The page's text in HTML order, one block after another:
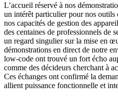
L’accueil réservé à nos
un intérêt particulier pour nos outils
nos capacités de gestion des
des centaines de professionnels de
un regard singulier sur la mise en
démonstrations en direct de notre
low-code ont trouvé un fort écho
comme des décideurs cherchant à
Ces échanges ont confirmé la
allient puissance fonctionnelle et